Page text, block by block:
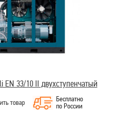
EN 33/10 II двухступенчатый
товар
Бесплатно
по России